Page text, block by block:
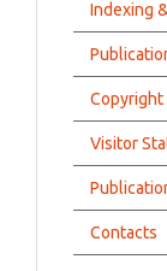
Indexing
Copyright
Visitor
Contacts